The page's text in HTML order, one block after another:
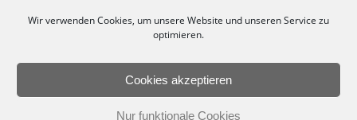
Wir verwenden Cookies, um unsere Website und unseren Service zu
optimieren.
Cookies akzeptieren
Nur funktionale Cookies
Impressum
Datenschutzerklärung